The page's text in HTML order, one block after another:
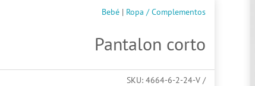
Bebé | Ropa / Complementos
Pantalon corto
SKU:4664-6-2-24-V